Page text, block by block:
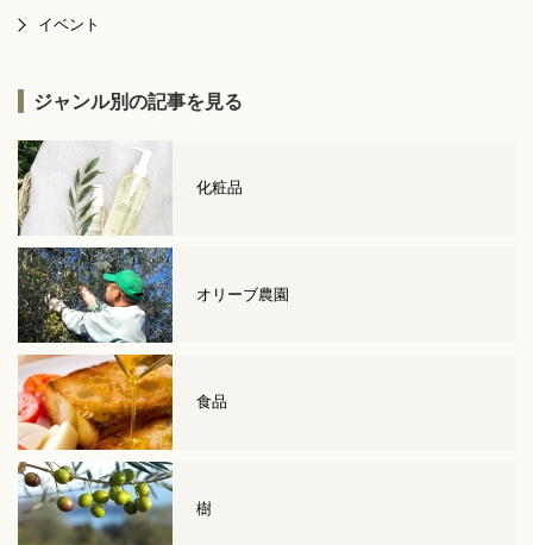
イベント
ジャンル別の記事を見る
化粧品
オリーブ農園
食品
樹